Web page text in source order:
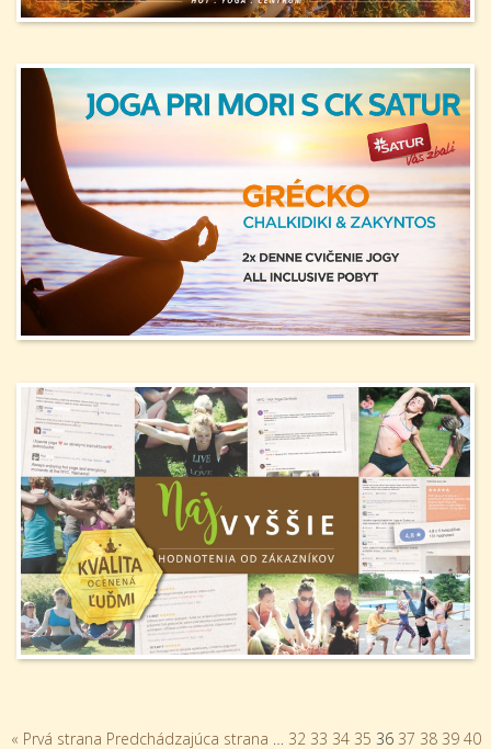
« Prvá strana Predchádzajúca strana 32 33 34 35 36 37 38 39 40